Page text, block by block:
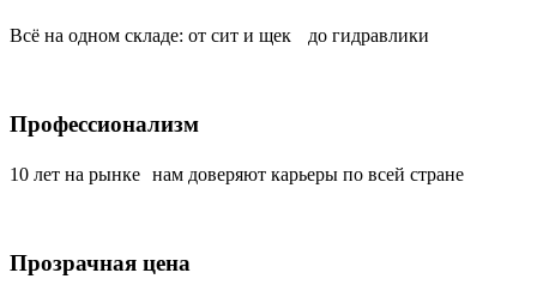
Всё на одном складе: от сит и щек до гидравлики
Профессионализм
10 лет на рынке нам доверяют карьеры по всей стране
Прозрачная цена